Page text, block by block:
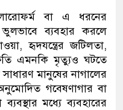
বা এ ধরনের
ব্যবহার করলে
হৃদযন্ত্রের জটিলতা,
এমনকি মৃত্যুও ঘটতে
মানুষের নাগালের
গবেষণাগার বা
মধ্যে ব্যবহারের